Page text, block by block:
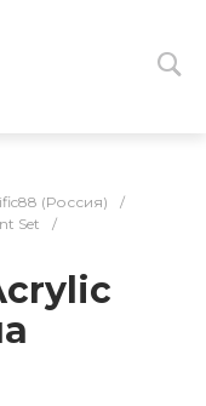
(Россия)
/
Set
/